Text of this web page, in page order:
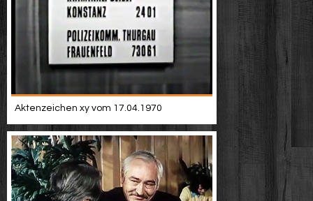
Aktenzeichen xy vom 17.04.1970